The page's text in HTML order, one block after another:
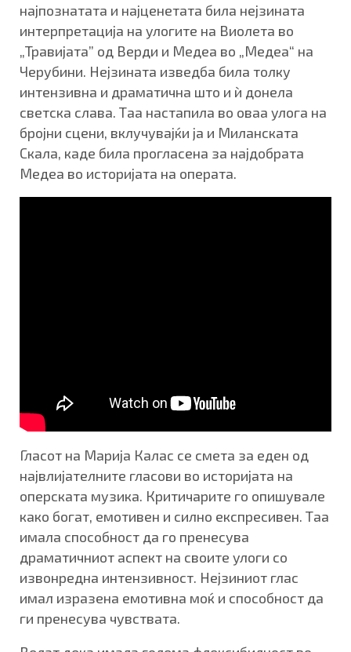
најпознатата и најценетата била нејзината
интерпретација на улогите на Виолета во
„Травијата” од Верди и Медеа во „Медеа“ на
Черубини. Нејзината изведба била толку
интензивна и драматична што и ѝ донела
светска слава. Таа настапила во оваа улога на
бројни сцени, вклучувајќи ја и Миланската
Скала, каде била прогласена за најдобрата
Медеа во историјата на операта.
Гласот на Марија Калас се смета за еден од
највлијателните гласови во историјата на
оперската музика. Критичарите го опишувале
како богат, емотивен и силно експресивен. Таа
имала способност да го пренесува
драматичниот аспект на своите улоги со
извонредна интензивност. Нејзиниот глас
имал изразена емотивна моќ и способност да
ги пренесува чувствата.